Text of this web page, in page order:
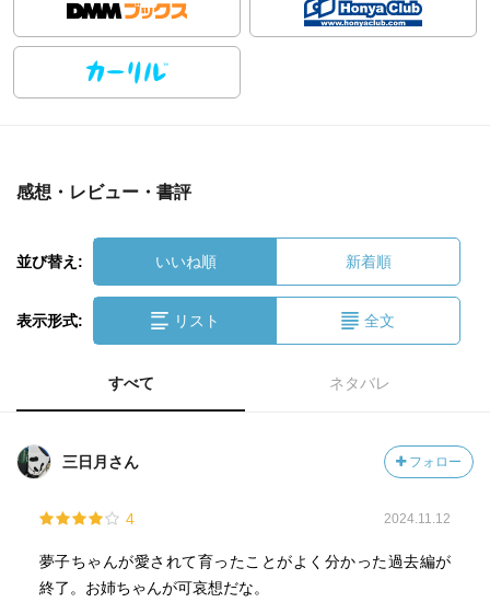
感想・レビュー・書評
並び替え: いいね順 新着順
表示形式: リスト 全文
すべて ネタバレ
三日月さん フォロー
4 2024.11.12
夢子ちゃんが愛されて育ったことがよく分かった過去編が
終了。お姉ちゃんが可哀想だな。